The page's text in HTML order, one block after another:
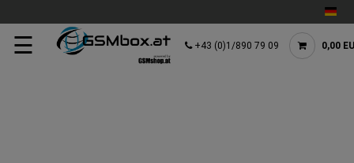
☰ +43 (0)1/890 79 09 0,00